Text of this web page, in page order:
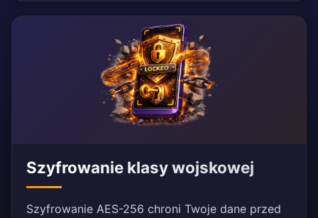
Szyfrowanie klasy wojskowej
Szyfrowanie AES-256 chroni Twoje dane przed